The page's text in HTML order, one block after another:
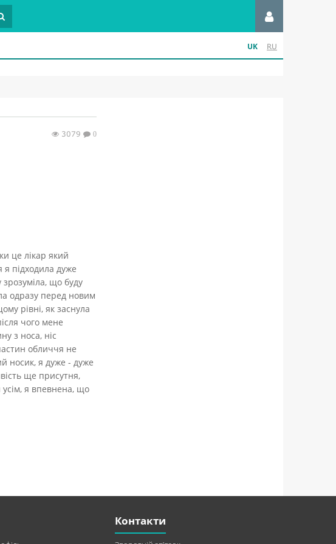
UK RU
3079 0
це лікар який
підходила дуже
що буду
одразу перед новим
рівні, як заснула
чого мене
з носа, ніс
обличчя не
носик, я дуже - дуже
ще присутня,
я впевнена, що
Контакти